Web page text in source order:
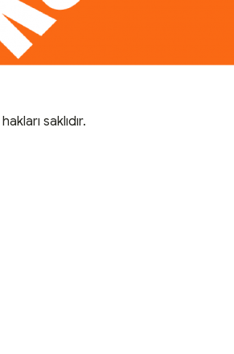
saklıdır.